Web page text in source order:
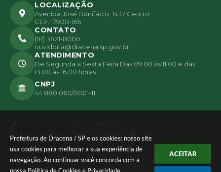
Prefeitura de Dracena / SP e os cookies: nosso site
usa cookies para melhorar a sua experiência de
navegação. Ao continuar você concorda com a
ACEITAR
LOCALIZAÇÃO
Avenida José Bonifácio, 1437 Centro
CEP: 17900-165
CONTATO
(18) 3821-8000
ouvidoria@dracena.sp.gov.br
ATENDIMENTO
De Segunda a Sexta Feira Das 09:00 às 11:00 e das
13:00 às 16:00 horas
CNPJ
44.880.060/0001-11